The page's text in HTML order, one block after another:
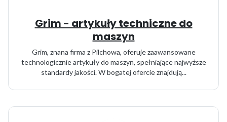
Grim - artykuły techniczne do
maszyn
Grim, znana firma z Pilchowa, oferuje zaawansowane
technologicznie artykuły do maszyn, spełniające najwyższe
standardy jakości. W bogatej ofercie znajdują...